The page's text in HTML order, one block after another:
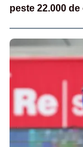
peste 22.000